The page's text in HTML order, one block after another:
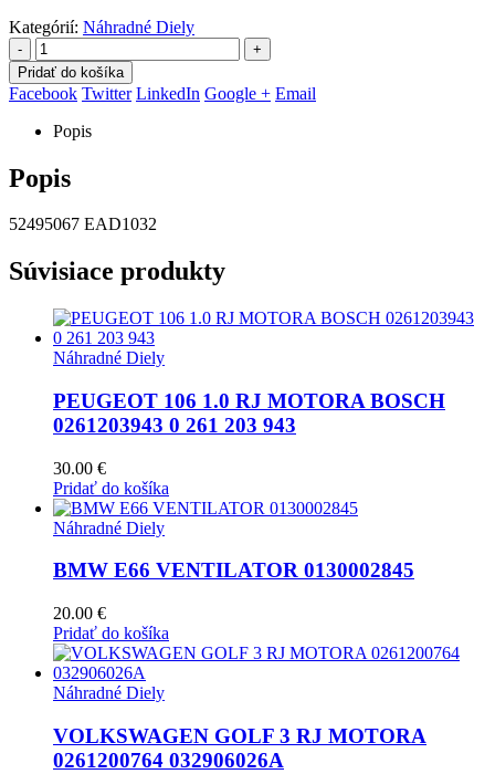
Kategórií: Náhradné Diely
-
+
Pridať do košíka
Facebook Twitter LinkedIn Google + Email
Popis
Popis
52495067 EAD1032
Súvisiace produkty
Náhradné Diely
PEUGEOT 106 1.0 RJ MOTORA BOSCH
0261203943 0 261 203 943
30.00 €
Pridať do košíka
Náhradné Diely
BMW E66 VENTILATOR 0130002845
20.00 €
Pridať do košíka
Náhradné Diely
VOLKSWAGEN GOLF 3 RJ MOTORA
0261200764 032906026A